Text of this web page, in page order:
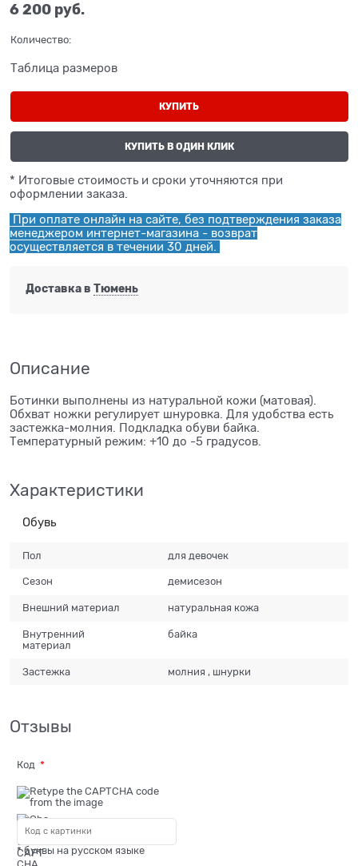
6 200 руб.
Количество:
Таблица размеров
КУПИТЬ
КУПИТЬ В ОДИН КЛИК
* Итоговые стоимость и сроки уточняются при
оформлении заказа.
При оплате онлайн на сайте, без подтверждения заказа
менеджером интернет-магазина - возврат
осуществляется в течении 30 дней.
Доставка в Тюмень
Описание
Ботинки выполнены из натуральной кожи (матовая).
Обхват ножки регулирует шнуровка. Для удобства есть
застежка-молния. Подкладка обуви байка.
Температурный режим: +10 до -5 градусов.
Характеристики
Обувь
Пол для девочек
Сезон демисезон
Внешний материал натуральная кожа
Внутренний
материал
байка
Застежка молния , шнурки
Отзывы
Код
* буквы на русском языке